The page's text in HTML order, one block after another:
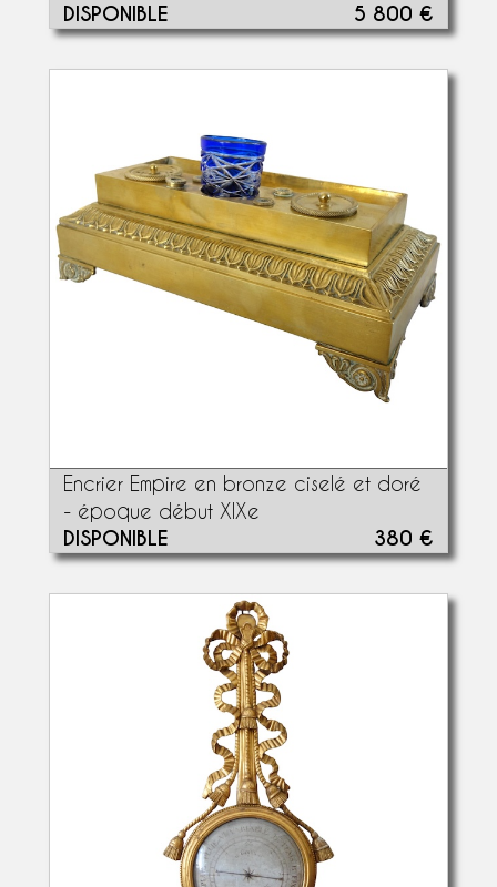
DISPONIBLE 5 800 €
Encrier Empire en bronze ciselé et doré
- époque début XIXe
DISPONIBLE 380 €